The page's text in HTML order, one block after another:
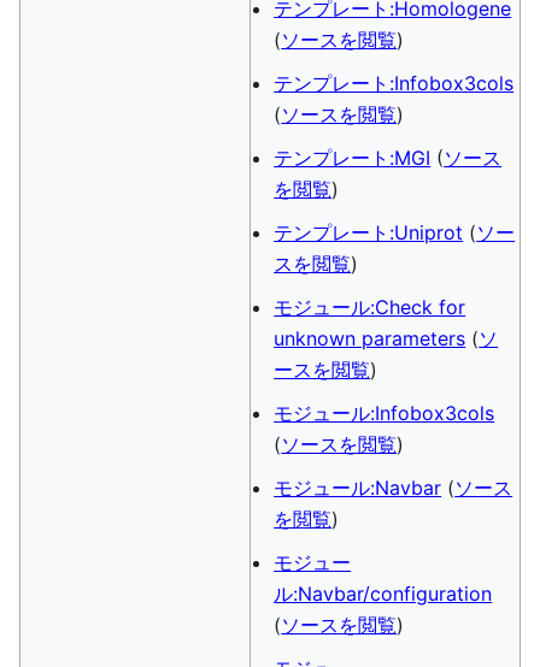
テンプレート:Homologene
(ソースを閲覧)
テンプレート:Infobox3cols
(ソースを閲覧)
テンプレート:MGI (ソース
を閲覧)
テンプレート:Uniprot (ソー
スを閲覧)
モジュール:Check for
unknown parameters (ソ
ースを閲覧)
モジュール:Infobox3cols
(ソースを閲覧)
モジュール:Navbar (ソース
を閲覧)
モジュー
ル:Navbar/configuration
(ソースを閲覧)